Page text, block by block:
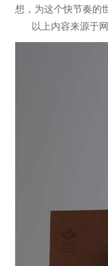
想，为这个快节奏的
以上内容来源于